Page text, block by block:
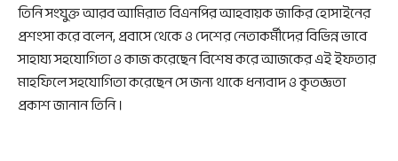
তিনি সংযুক্ত আরব আমিরাত বিএনপির আহবায়ক জাকির হোসাইনের
প্রশংসা করে বলেন, প্রবাসে থেকে ও দেশের নেতাকর্মীদের বিভিন্ন ভাবে
সাহায্য সহযোগিতা ও কাজ করেছেন বিশেষ করে আজকের এই ইফতার
মাহফিলে সহযোগিতা করেছেন সে জন্য থাকে ধন্যবাদ ও কৃতজ্ঞতা
প্রকাশ জানান তিনি ।